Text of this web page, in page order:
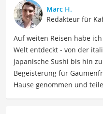
Thema besucht, z.B. eine
Rösterei Heilandt und eine
Specialty Coffee
Wenn sie nicht über
ihren Freundinnen
Disney-Lieblingsfilme
unterhalten.
Der brasilianischer Kaffee-
Marc H.
Redakteur für
Auf weiten Reisen habe
Welt entdeckt - von der
japanische Sushi bis hin
Begeisterung für
Hause genommen und